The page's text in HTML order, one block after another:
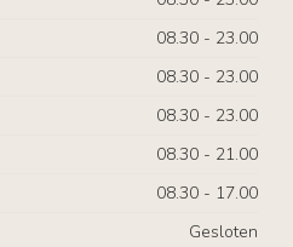
08.30 - 23.00
08.30 - 23.00
08.30 - 23.00
08.30 - 21.00
08.30 - 17.00
Gesloten